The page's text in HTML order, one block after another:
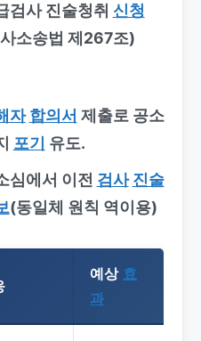
검사 진술청취 신청
소송법 제267조)
자 합의서 제출로 공소
포기 유도.
심에서 이전 검사 진술
(동일체 원칙 역이용)
예상 효
과